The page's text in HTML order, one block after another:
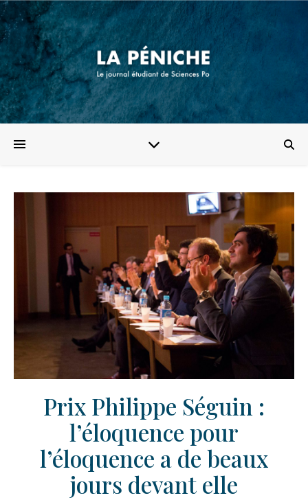
Prix Philippe Séguin :
l’éloquence pour
l’éloquence a de beaux
jours devant elle